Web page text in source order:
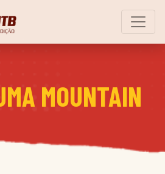
MOUNTAIN